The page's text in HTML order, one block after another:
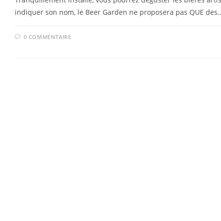
indiquer son nom, le Beer Garden ne proposera pas QUE
0 COMMENTAIRE